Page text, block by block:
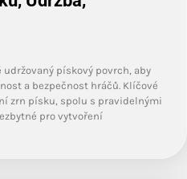
pískový povrch, aby
a bezpečnost hráčů. Klíčové
zrn písku, spolu s pravidelnými
pro vytvoření